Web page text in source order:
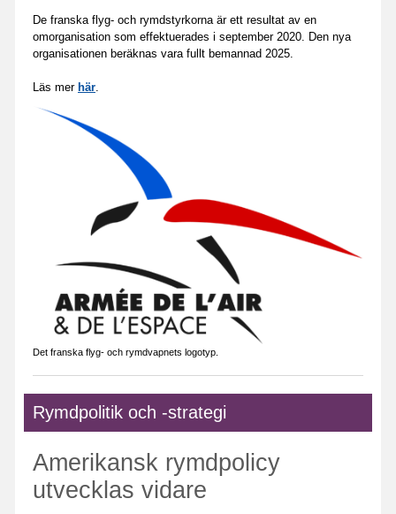
De franska flyg- och rymdstyrkorna är ett resultat av en
omorganisation som effektuerades i september 2020. Den nya
organisationen beräknas vara fullt bemannad 2025.
Läs mer här.
Det franska flyg- och rymdvapnets logotyp.
Rymdpolitik och -strategi
Amerikansk rymdpolicy
utvecklas vidare